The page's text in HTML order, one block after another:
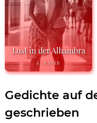
Lust in der Alhambra
A. DAVID
Gedichte auf
geschrieben